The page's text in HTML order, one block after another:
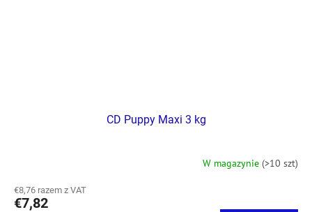
CD Puppy Maxi 3 kg
W magazynie (>10 szt)
€8,76 razem z VAT
€7,82